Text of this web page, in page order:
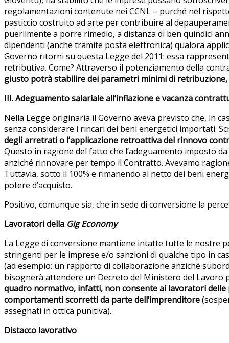
regolamentazioni contenute nei CCNL – purché nel
pasticcio costruito ad arte per contribuire al
puerilmente a porre rimedio, a distanza di ben quindici
dipendenti (anche tramite posta elettronica) qualora
Governo ritorni su questa Legge del 2011: essa
retributiva. Come? Attraverso il potenziamento della
giusto potrà stabilire dei parametri minimi di
III. Adeguamento salariale all’inflazione e vacanza
Nella Legge originaria il Governo aveva previsto che, in
senza considerare i rincari dei beni energetici importati.
degli arretrati o l’applicazione retroattiva del rinnovo
Questo in ragione del fatto che l’adeguamento imposto
anziché rinnovare per tempo il Contratto. Avevamo
Tuttavia, sotto il 100% e rimanendo al netto dei beni
potere d’acquisto.
Positivo, comunque sia, che in sede di conversione la
Lavoratori della Gig Economy
La Legge di conversione mantiene intatte tutte le nostre
stringenti per le imprese e/o sanzioni di qualche tipo in
(ad esempio: un rapporto di collaborazione anziché
bisognerà attendere un Decreto del Ministero del
quadro normativo, infatti, non consente ai lavoratori
comportamenti scorretti da parte dell’imprenditore
assegnati in ottica punitiva).
Distacco lavorativo